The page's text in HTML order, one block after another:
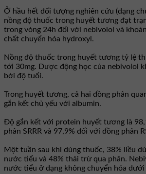
Ở hầu hết đối tượng nghiên cứu (dạng
nồng độ thuốc trong huyết tương đạt
trong vòng 24h đối với nebivolol và
chất chuyển hóa hydroxyl.
Nồng độ thuốc trong huyết tương tỷ lệ
tới 30mg. Dược động học của nebivolol
bởi độ tuổi.
Trong huyết tương, cả hai đồng phân
gắn kết chủ yếu với albumin.
Độ gắn kết với protein huyết tương là
phân SRRR và 97,9% đối với đồng phân
Một tuần sau khi dùng thuốc, 38% liều
nước tiểu và 48% thải trừ qua phân.
nước tiểu ở dạng không chuyển hóa dưới